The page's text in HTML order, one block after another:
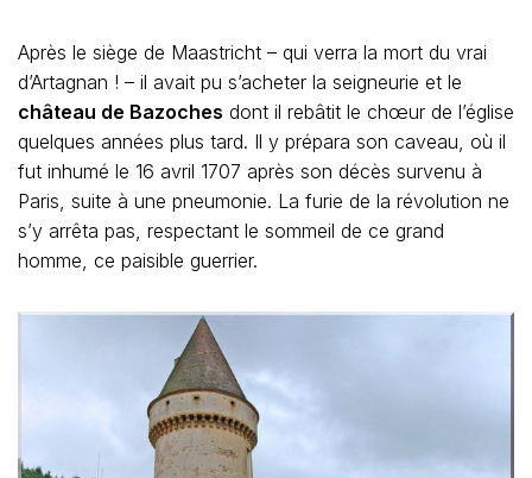
Après le siège de Maastricht – qui verra la mort du vrai
d’Artagnan ! – il avait pu s’acheter la seigneurie et le
château de Bazoches dont il rebâtit le chœur de l’église
quelques années plus tard. Il y prépara son caveau, où il
fut inhumé le 16 avril 1707 après son décès survenu à
Paris, suite à une pneumonie. La furie de la révolution ne
s’y arrêta pas, respectant le sommeil de ce grand
homme, ce paisible guerrier.